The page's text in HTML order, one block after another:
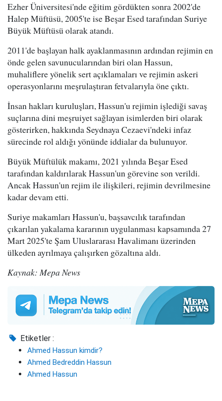
Ezher Üniversitesi'nde eğitim gördükten sonra 2002'de
Halep Müftüsü, 2005'te ise Beşar Esed tarafından Suriye
Büyük Müftüsü olarak atandı.
2011'de başlayan halk ayaklanmasının ardından rejimin en
önde gelen savunucularından biri olan Hassun,
muhaliflere yönelik sert açıklamaları ve rejimin askeri
operasyonlarını meşrulaştıran fetvalarıyla öne çıktı.
İnsan hakları kuruluşları, Hassun'u rejimin işlediği savaş
suçlarına dini meşruiyet sağlayan isimlerden biri olarak
gösterirken, hakkında Seydnaya Cezaevi'ndeki infaz
sürecinde rol aldığı yönünde iddialar da bulunuyor.
Büyük Müftülük makamı, 2021 yılında Beşar Esed
tarafından kaldırılarak Hassun'un görevine son verildi.
Ancak Hassun'un rejim ile ilişkileri, rejimin devrilmesine
kadar devam etti.
Suriye makamları Hassun'u, başsavcılık tarafından
çıkarılan yakalama kararının uygulanması kapsamında 27
Mart 2025'te Şam Uluslararası Havalimanı üzerinden
ülkeden ayrılmaya çalışırken gözaltına aldı.
Kaynak: Mepa News
Etiketler :
Ahmed Hassun kimdir?
Ahmed Bedreddin Hassun
Ahmed Hassun